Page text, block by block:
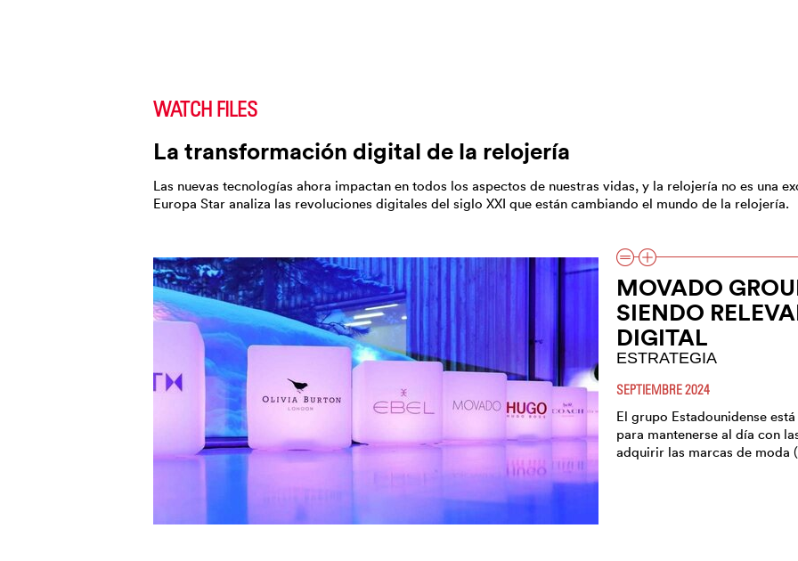
WATCH FILES
La transformación digital de la relojería
Las nuevas tecnologías ahora impactan en todos los aspectos de nuestras vidas, y la relojería no es una
Europa Star analiza las revoluciones digitales del siglo XXI que están cambiando el mundo de la relojería.
MOVADO
SIENDO
DIGITAL
ESTRATEGIA
SEPTIEMBRE 2024
El grupo Estadounidense
para mantenerse al día con
adquirir las marcas de moda